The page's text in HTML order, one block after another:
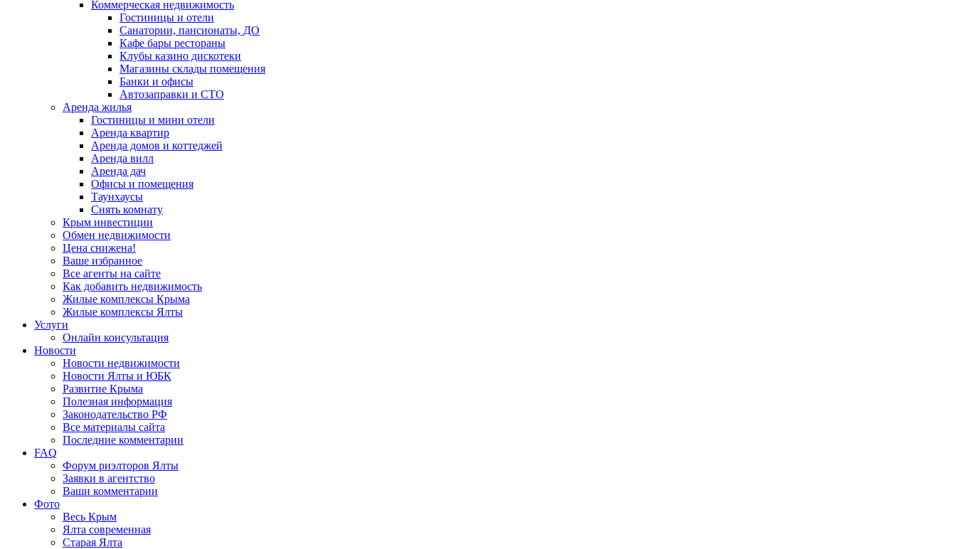
Коммерческая недвижимость
Гостиницы и отели
Санатории, пансионаты, ДО
Кафе бары рестораны
Клубы казино дискотеки
Магазины склады помещения
Банки и офисы
Автозаправки и СТО
Аренда жилья
Гостиницы и мини отели
Аренда квартир
Аренда домов и коттеджей
Аренда вилл
Аренда дач
Офисы и помещения
Таунхаусы
Снять комнату
Крым инвестиции
Обмен недвижимости
Цена снижена!
Ваше избранное
Все агенты на сайте
Как добавить недвижимость
Жилые комплексы Крыма
Жилые комплексы Ялты
Услуги
Онлайн консультация
Новости
Новости недвижимости
Новости Ялты и ЮБК
Развитие Крыма
Полезная информация
Законодательство РФ
Все материалы сайта
Последние комментарии
FAQ
Форум риэлторов Ялты
Заявки в агентство
Ваши комментарии
Фото
Весь Крым
Ялта современная
Старая Ялта